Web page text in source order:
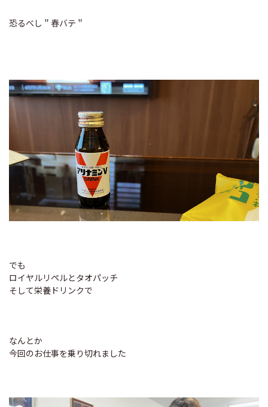
恐るべし＂春バテ＂
でも
ロイヤルリペルとタオパッチ
そして栄養ドリンクで
なんとか
今回のお仕事を乗り切れました